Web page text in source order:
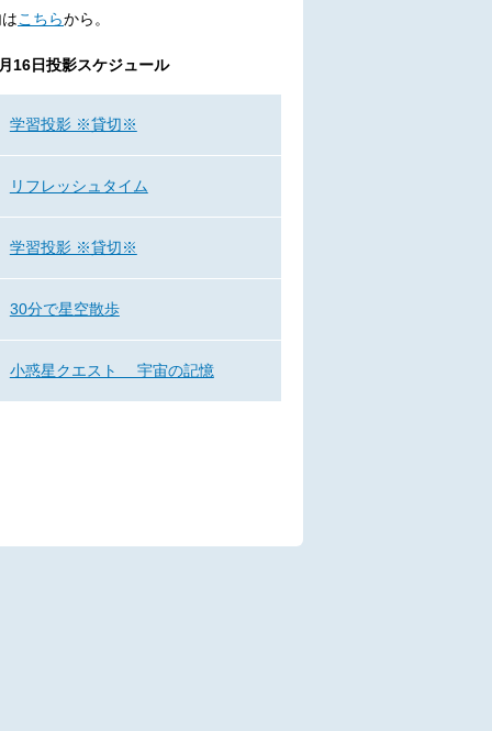
こちらから。
16日投影スケジュール
学習投影 ※貸切※
リフレッシュタイム
学習投影 ※貸切※
30分で星空散歩
小惑星クエスト 宇宙の記憶